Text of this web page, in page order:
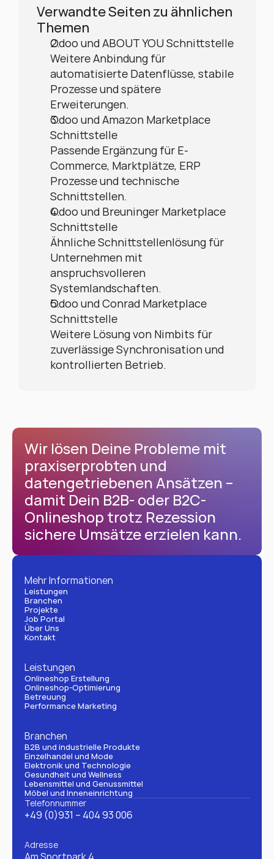
Verwandte Seiten zu ähnlichen
Themen
Odoo und ABOUT YOU Schnittstelle
Weitere Anbindung für
automatisierte Datenflüsse, stabile
Prozesse und spätere
Erweiterungen.
Odoo und Amazon Marketplace
Schnittstelle
Passende Ergänzung für E-
Commerce, Marktplätze, ERP
Prozesse und technische
Schnittstellen.
Odoo und Breuninger Marketplace
Schnittstelle
Ähnliche Schnittstellenlösung für
Unternehmen mit
anspruchsvolleren
Systemlandschaften.
Odoo und Conrad Marketplace
Schnittstelle
Weitere Lösung von Nimbits für
zuverlässige Synchronisation und
kontrollierten Betrieb.
Wir lösen Deine Probleme mit
praxiserprobten und
datengetriebenen Ansätzen –
damit Dein B2B- oder B2C-
Onlineshop trotz Rezession
sichere Umsätze erzielen kann.
Mehr Informationen
Leistungen
Branchen
Projekte
Job Portal
Über Uns
Kontakt
Leistungen
Onlineshop Erstellung
Onlineshop-Optimierung
Betreuung
Performance Marketing
Branchen
B2B und industrielle Produkte
Einzelhandel und Mode
Elektronik und Technologie
Gesundheit und Wellness
Lebensmittel und Genussmittel
Möbel und Inneneinrichtung
Telefonnummer
+49 (0)931 – 404 93 006
Adresse